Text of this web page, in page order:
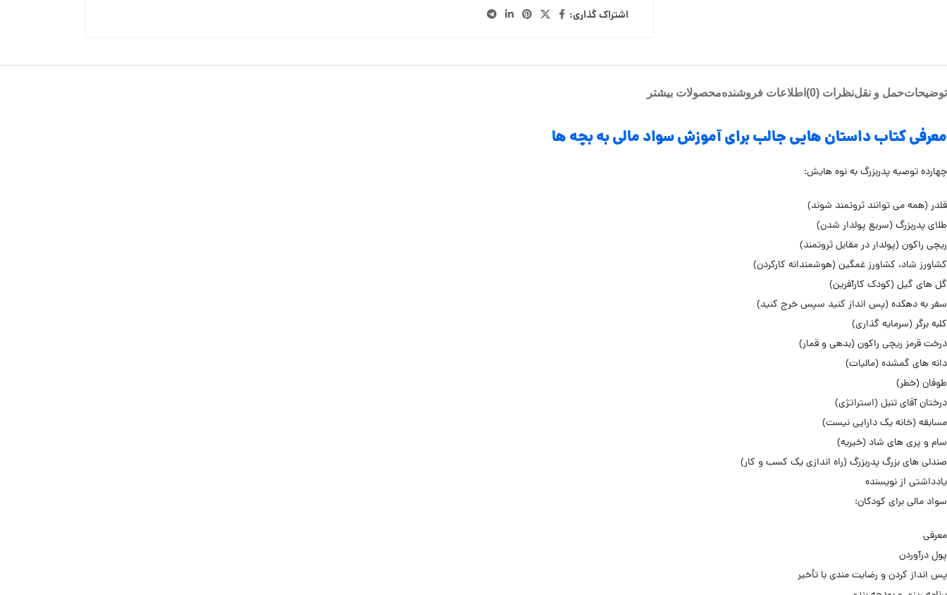
اشتراک گذاری:
توضیحاتحمل و نقلنظرات (0) اطلاعات فروشندهمحصولات بیشتر
معرفی کتاب داستان هایی جالب برای آموزش سواد مالی به بچه ها
چهارده توصیه پدربزرگ به نوه هایش:
قلدر (همه می توانند ثروتمند شوند)
طلای پدربزرگ (سریع پولدار شدن)
ریچی راکون (پولدار در مقابل ثروتمند)
کشاورز شاد، کشاورز غمگین (هوشمندانه کارکردن)
گل های گیل (کودک کارآفرین)
سفر به دهکده (پس انداز کنید سپس خرج کنید)
کلبه برگر (سرمایه گذاری)
درخت قرمز ریچی راکون (بدهی و قمار)
دانه های گمشده (مالیات)
طوفان (خطر)
درختان آقای تنبل (استراتژی)
مسابقه (خانه یک دارایی نیست)
سام و پری های شاد (خیریه)
صندلی های بزرگ پدربزرگ (راه اندازی یک کسب و کار)
یادداشتی از نویسنده
سواد مالی برای کودکان:
معرفی
پول درآوردن
پس انداز کردن و رضایت مندی با تأخیر